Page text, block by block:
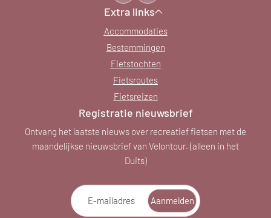
Extra links
Accommodaties
Bestemmingen
Fietstochten
Fietsroutes
Fietsreizen
Registratie nieuwsbrief
Ontvang het laatste nieuws over recreatief fietsen met de
maandelijkse nieuwsbrief van Velontour. (alleen in het
Duits)
E-mailadres Aanmelden